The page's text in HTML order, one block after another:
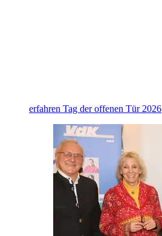
erfahren Tag der offenen Tür 2026